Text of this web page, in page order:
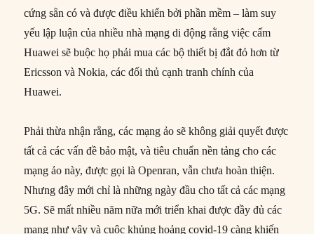
cứng sẵn có và được điều khiển bởi phần mềm – làm suy
yếu lập luận của nhiều nhà mạng di động rằng việc cấm
Huawei sẽ buộc họ phải mua các bộ thiết bị đắt đỏ hơn từ
Ericsson và Nokia, các đối thủ cạnh tranh chính của
Huawei.
Phải thừa nhận rằng, các mạng ảo sẽ không giải quyết được
tất cả các vấn đề bảo mật, và tiêu chuẩn nền tảng cho các
mạng ảo này, được gọi là Openran, vẫn chưa hoàn thiện.
Nhưng đây mới chỉ là những ngày đầu cho tất cả các mạng
5G. Sẽ mất nhiều năm nữa mới triển khai được đầy đủ các
mạng như vậy và cuộc khủng hoảng covid-19 càng khiến